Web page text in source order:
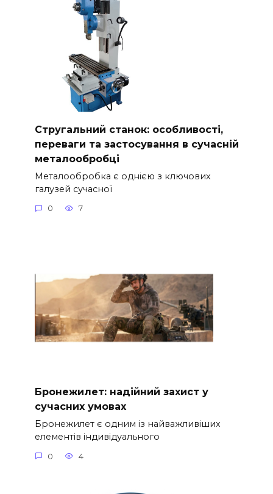
Стругальний станок: особливості,
переваги та застосування в сучасній
металообробці
Металообробка є однією з ключових
галузей сучасної
0 7
Бронежилет: надійний захист у
сучасних умовах
Бронежилет є одним із найважливіших
елементів індивідуального
0 4